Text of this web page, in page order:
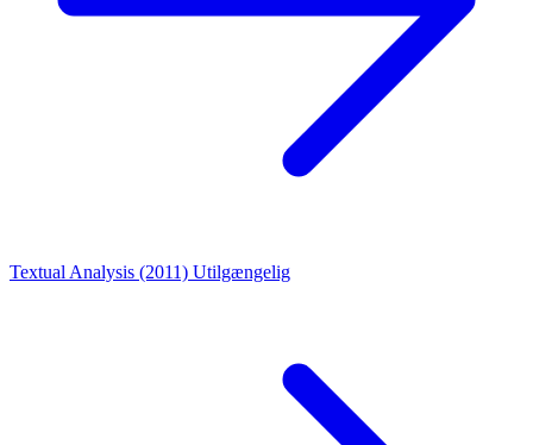
Textual Analysis (2011) Utilgængelig